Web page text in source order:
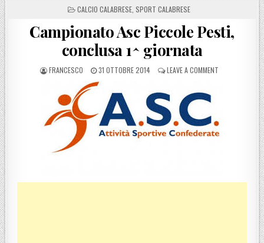
POSTED IN
CALCIO CALABRESE SPORT CALABRESE
Campionato Asc Piccole Pesti,
conclusa 1^ giornata
POSTED BY
FRANCESCO POSTED ON
31 OTTOBRE 2014 LEAVE A COMMENTON